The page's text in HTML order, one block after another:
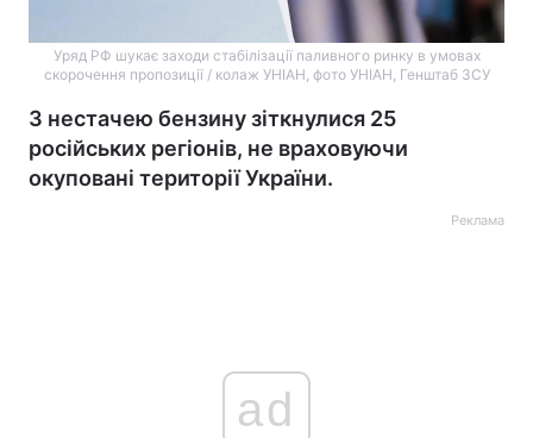
Уряд РФ шукає заходи стабілізації паливного ринку в умовах
скорочення пропозиції / колаж УНІАН, фото УНІАН, Генштаб ЗСУ
З нестачею бензину зіткнулися 25
російських регіонів, не враховуючи
окуповані території України.
Реклама
ad